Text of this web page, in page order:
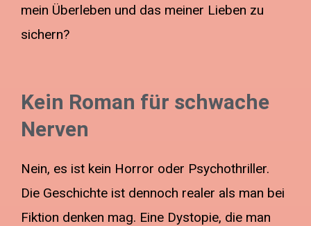
mein Überleben und das meiner Lieben zu
sichern?
Kein Roman für schwache
Nerven
Nein, es ist kein Horror oder Psychothriller.
Die Geschichte ist dennoch realer als man bei
Fiktion denken mag. Eine Dystopie, die man